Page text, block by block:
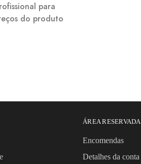
para
do produto
ÁREA RESERVADA
Encomendas
Detalhes da conta